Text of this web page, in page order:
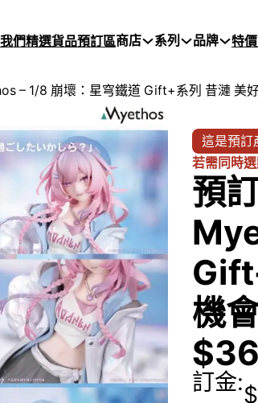
們精選貨品預訂區商店 系列 品牌 特
– 1/8 崩壞：星穹鐵道 Gift+系列 昔漣 美
這是預訂
若需同時
預
機
訂金:$